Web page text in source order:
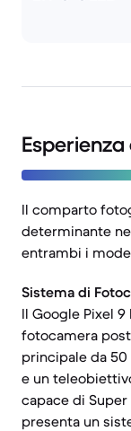
Il comparto
determinante
entrambi i
Sistema di
Il Google Pixel
fotocamera
principale da 50
e un
capace di Super
presenta un